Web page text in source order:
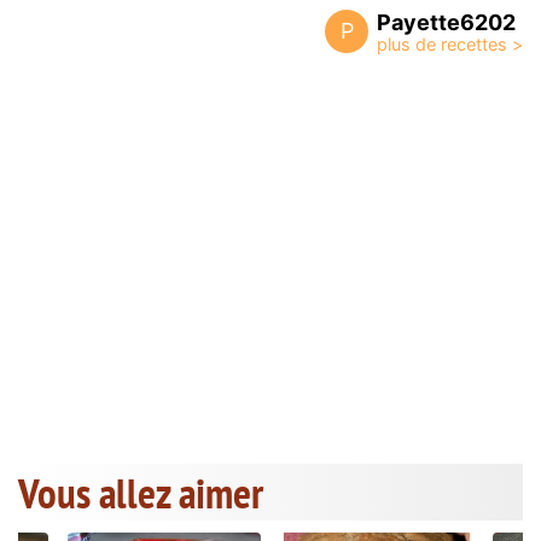
P Payette6202
Vous allez aimer